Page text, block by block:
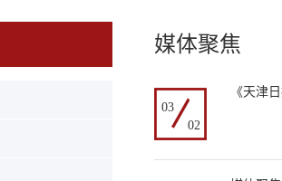
媒体聚焦
03
02
《天津